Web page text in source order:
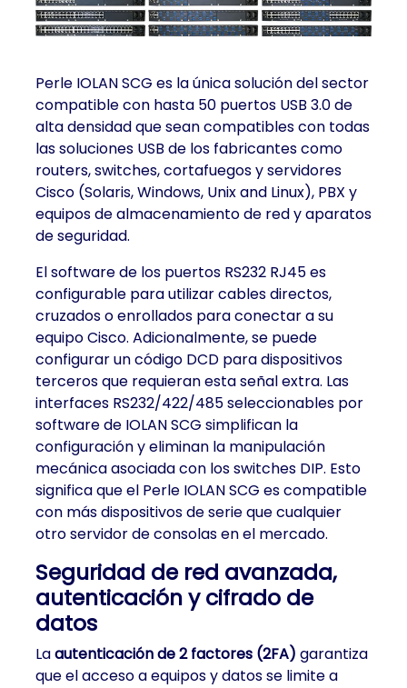
Perle IOLAN SCG es la única solución del sector
compatible con hasta 50 puertos USB 3.0 de
alta densidad que sean compatibles con todas
las soluciones USB de los fabricantes como
routers, switches, cortafuegos y servidores
Cisco (Solaris, Windows, Unix and Linux), PBX y
equipos de almacenamiento de red y aparatos
de seguridad.
El software de los puertos RS232 RJ45 es
configurable para utilizar cables directos,
cruzados o enrollados para conectar a su
equipo Cisco. Adicionalmente, se puede
configurar un código DCD para dispositivos
terceros que requieran esta señal extra. Las
interfaces RS232/422/485 seleccionables por
software de IOLAN SCG simplifican la
configuración y eliminan la manipulación
mecánica asociada con los switches DIP. Esto
significa que el Perle IOLAN SCG es compatible
con más dispositivos de serie que cualquier
otro servidor de consolas en el mercado.
Seguridad de red avanzada,
autenticación y cifrado de
datos
Laautenticación de 2 factores (2FA) garantiza
que el acceso a equipos y datos se limite a